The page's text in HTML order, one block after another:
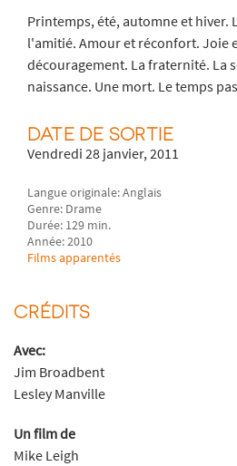
Printemps, été, automne et hiver.
l'amitié. Amour et réconfort. Joie
découragement. La fraternité. La
naissance. Une mort. Le temps
DATE DE SORTIE
Vendredi 28 janvier, 2011
Langue originale: Anglais
Genre: Drame
Durée: 129 min.
Année: 2010
Films apparentés
CRÉDITS
Avec:
Jim Broadbent
Lesley Manville
Un film de
Mike Leigh